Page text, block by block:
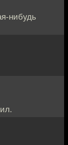
нибудь